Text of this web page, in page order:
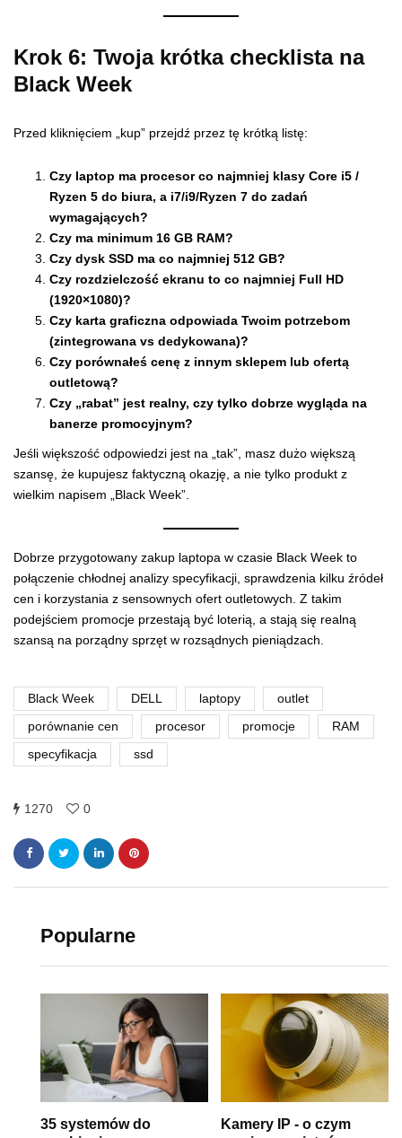
Krok 6: Twoja krótka checklista na
Black Week
Przed kliknięciem „kup” przejdź przez tę krótką listę:
Czy laptop ma procesor co najmniej klasy Core i5 /
Ryzen 5 do biura, a i7/i9/Ryzen 7 do zadań
wymagających?
Czy ma minimum 16 GB RAM?
Czy dysk SSD ma co najmniej 512 GB?
Czy rozdzielczość ekranu to co najmniej Full HD
(1920×1080)?
Czy karta graficzna odpowiada Twoim potrzebom
(zintegrowana vs dedykowana)?
Czy porównałeś cenę z innym sklepem lub ofertą
outletową?
Czy „rabat” jest realny, czy tylko dobrze wygląda na
banerze promocyjnym?
Jeśli większość odpowiedzi jest na „tak”, masz dużo większą
szansę, że kupujesz faktyczną okazję, a nie tylko produkt z
wielkim napisem „Black Week”.
Dobrze przygotowany zakup laptopa w czasie Black Week to
połączenie chłodnej analizy specyfikacji, sprawdzenia kilku źródeł
cen i korzystania z sensownych ofert outletowych. Z takim
podejściem promocje przestają być loterią, a stają się realną
szansą na porządny sprzęt w rozsądnych pieniądzach.
Black Week DELL laptopy outlet
porównanie cen procesor promocje RAM
specyfikacja ssd
1270 0
Popularne
35 systemów do
Kamery IP - o czym